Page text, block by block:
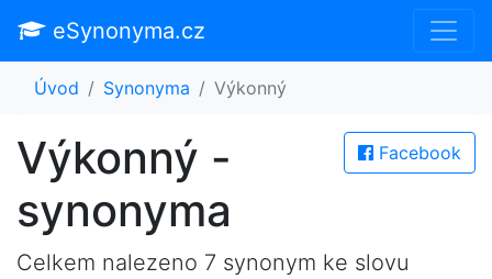
eSynonyma.cz
Úvod Synonyma Výkonný
Facebook
Výkonný -
synonyma
Celkem nalezeno 7 synonym ke slovu